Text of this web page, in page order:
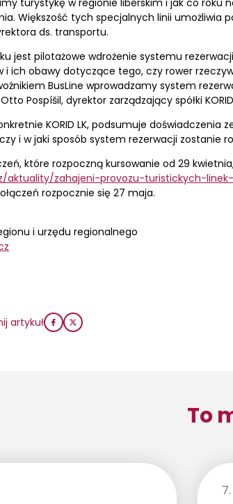
turystykę w regionie liberskim i jak co roku
Większość tych specjalnych linii umożliwia
ds. transportu.
jest pilotażowe wdrożenie systemu
i ich obawy dotyczące tego, czy rower
BusLine wprowadzamy system
Pospíšil, dyrektor zarządzający spółki KORID
KORID LK, podsumuje
i w jaki sposób system rezerwacji zostanie
które rozpoczną kursowanie od 29
aktuality/zahajeni-provozu-turistickych-
rozpocznie się 27 maja.
i urzędu regionalnego
artykuł
To